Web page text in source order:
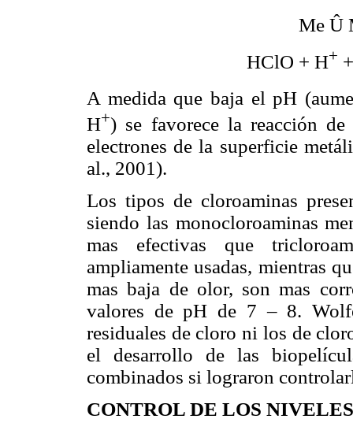
Me Û
HClO + H+
A medida que baja el pH
H+) se favorece la reacción
electrones de la superficie
al., 2001).
Los tipos de cloroaminas
siendo las monocloroaminas
mas efectivas que
ampliamente usadas, mientras
mas baja de olor, son mas
valores de pH de 7 – 8.
residuales de cloro ni los de
el desarrollo de las
combinados si lograron
CONTROL DE LOS